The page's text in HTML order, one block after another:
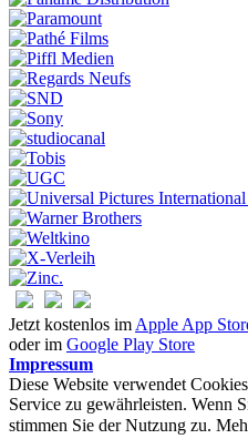
Jetzt kostenlos im Apple App
oder im Google Play Store
Impressum
Diese Website verwendet
Service zu gewährleisten. Wenn
stimmen Sie der Nutzung zu.